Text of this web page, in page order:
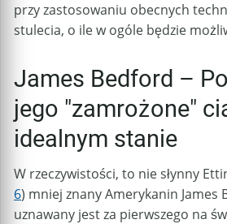
przy zastosowaniu obecnych
stulecia, o ile w ogóle będzie
James Bedford –
jego "zamrożone"
idealnym stanie
W rzeczywistości, to nie słynny
6) mniej znany Amerykanin James
uznawany jest za pierwszego na